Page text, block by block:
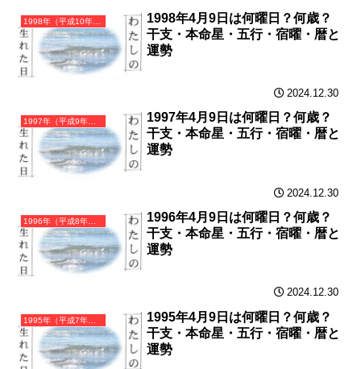
1998年（平成10年）戊寅（つちのえとら）・寅年（とら年）カレンダー（月曜はじまり）
1998年4月9日は何曜日？何歳？
干支・本命星・五行・宿曜・暦と
運勢
2024.12.30
1997年（平成9年）丁丑（ひのとうし）・丑年（うし年）カレンダー（月曜はじまり）
1997年4月9日は何曜日？何歳？
干支・本命星・五行・宿曜・暦と
運勢
2024.12.30
1996年（平成8年）丙子（ひのえね）・子年（ねずみ年）カレンダー（月曜はじまり）
1996年4月9日は何曜日？何歳？
干支・本命星・五行・宿曜・暦と
運勢
2024.12.30
1995年（平成7年）乙亥（きのとい）・亥年（いのしし年）カレンダー（月曜はじまり）
1995年4月9日は何曜日？何歳？
干支・本命星・五行・宿曜・暦と
運勢